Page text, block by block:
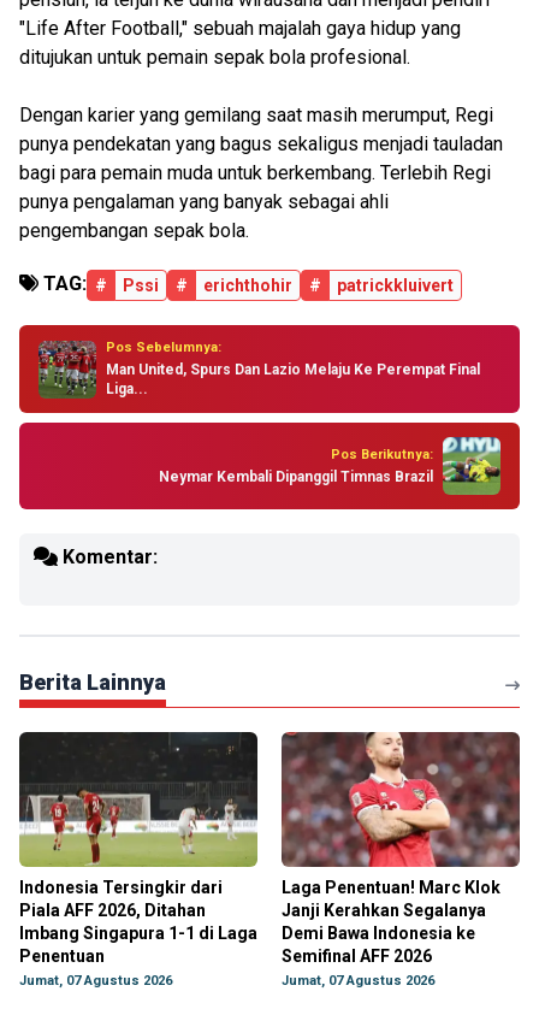
"Life After Football," sebuah majalah gaya hidup yang
ditujukan untuk pemain sepak bola profesional.
Dengan karier yang gemilang saat masih merumput, Regi
punya pendekatan yang bagus sekaligus menjadi tauladan
bagi para pemain muda untuk berkembang. Terlebih Regi
punya pengalaman yang banyak sebagai ahli
pengembangan sepak bola.
TAG: # Pssi # erichthohir # patrickkluivert
Pos Sebelumnya:
Man United, Spurs Dan Lazio Melaju Ke Perempat Final
Liga...
Pos Berikutnya:
Neymar Kembali Dipanggil Timnas Brazil
Komentar:
Berita Lainnya
Indonesia Tersingkir dari
Piala AFF 2026, Ditahan
Imbang Singapura 1-1 di Laga
Penentuan
Jumat, 07 Agustus 2026
Laga Penentuan! Marc Klok
Janji Kerahkan Segalanya
Demi Bawa Indonesia ke
Semifinal AFF 2026
Jumat, 07 Agustus 2026